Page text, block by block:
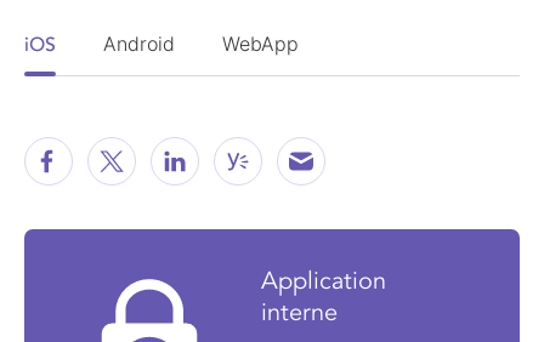
iOS Android WebApp
Application
interne